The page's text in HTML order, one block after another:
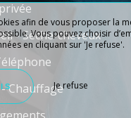
- Sèche-cheveux
Chauffage
afin de vous proposer la
Vous pouvez choisir
en cliquant sur 'Je refuse'.
Je refuse